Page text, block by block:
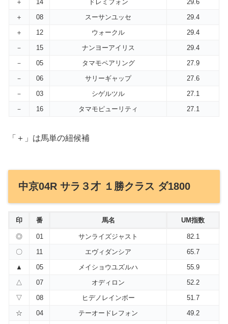
＋ 14 ドレミフォン
29.6
＋
08 スーサンユッセ
29.4
＋
12 ウォークル
29.4
－
15 ナンヨーアイリス
29.4
－
05 タマモペアリング
27.9
－
06 サリーギャップ
27.6
－
03 シゲルツル
27.1
－
16 タマモピューリティ 27.1
「＋」は馬単の紐候補
中京04R サラ３才 １勝クラス ダ1800
印 番 馬名 UM指数
◎ 01 サンライズジャスト
82.1
〇
11 エヴィダンシア
65.7
▲
05 メイショウユズルハ
55.9
△
07 オディロン
52.2
▽
08 ヒデノレインボー
51.7
☆
04 テーオードレフォン
49.2